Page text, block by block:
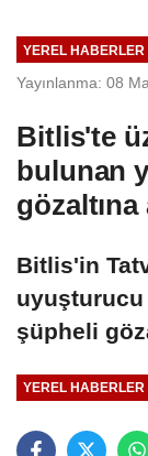
sayıda kişi
yaralandı
YEREL HABERLER
Yayınlanma: 08
Bitlis'te
bulunan
gözaltına
Bitlis'in
uyuşturucu
şüpheli
YEREL HABERLER